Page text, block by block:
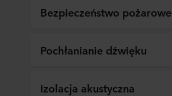
Bezpieczeństwo pożarowe
Pochłanianie dźwięku
Izolacja akustyczna